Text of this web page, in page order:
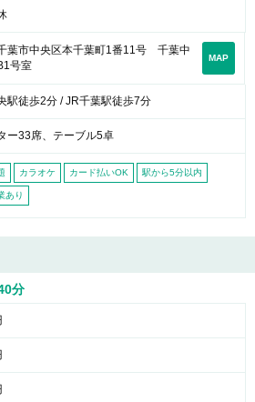
葉市中央区本千葉町1番11号 千葉中
号室
MAP
駅徒歩2分 / JR千葉駅徒歩7分
ー33席、テーブル5卓
カラオケ カード払いOK 駅から5分以内
あり
分